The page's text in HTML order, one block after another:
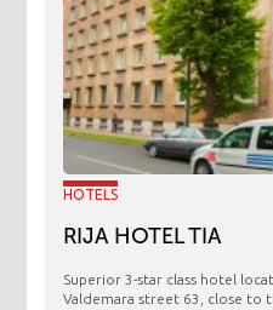
HOTELS
RIJA HOTEL TIA
Superior 3-star class hotel
Valdemara street 63, close to